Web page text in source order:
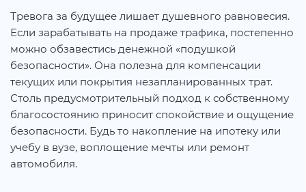
Тревога за будущее лишает душевного равновесия.
Если зарабатывать на продаже трафика, постепенно
можно обзавестись денежной «подушкой
безопасности». Она полезна для компенсации
текущих или покрытия незапланированных трат.
Столь предусмотрительный подход к собственному
благосостоянию приносит спокойствие и ощущение
безопасности. Будь то накопление на ипотеку или
учебу в вузе, воплощение мечты или ремонт
автомобиля.